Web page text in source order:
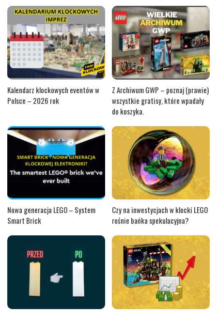
Kalendarz klockowych eventów w
Polsce – 2026 rok
Z Archiwum GWP – poznaj (prawie)
wszystkie gratisy, które wpadały
do koszyka.
Nowa generacja LEGO – System
Smart Brick
Czy na inwestycjach w klocki LEGO
rośnie bańka spekulacyjna?